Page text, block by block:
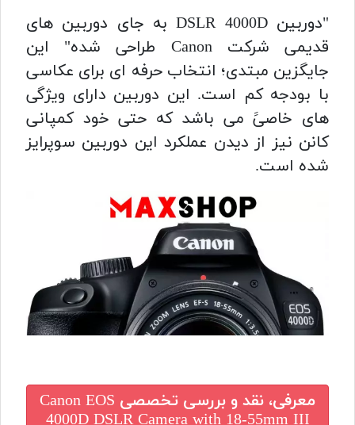
"دوربین DSLR 4000D به جای دوربین های
قدیمی شرکت Canon طراحی شده" این
جایگزین مبتدی؛ انتخاب حرفه ای برای عکاسی
با بودجه کم است. این دوربین دارای ویژگی
های خاصیََ می باشد که حتی خود کمپانی
کانن نیز از دیدن عملکرد این دوربین سوپرایز
شده است.
معرفی، نقد و بررسی تخصصی Canon EOS
4000D DSLR Camera with 18-55mm III